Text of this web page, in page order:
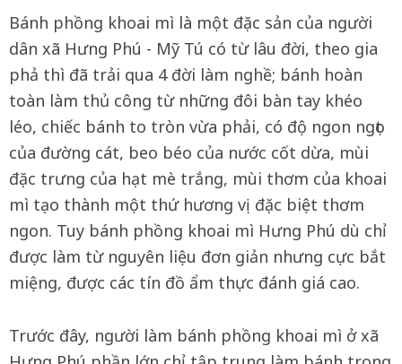
Bánh phồng khoai mì là một đặc sản của người
dân xã Hưng Phú - Mỹ Tú có từ lâu đời, theo gia
phả thì đã trải qua 4 đời làm nghề; bánh hoàn
toàn làm thủ công từ những đôi bàn tay khéo
léo, chiếc bánh to tròn vừa phải, có độ ngon ngọt
của đường cát, beo béo của nước cốt dừa, mùi
đặc trưng của hạt mè trắng, mùi thơm của khoai
mì tạo thành một thứ hương vị đặc biệt thơm
ngon. Tuy bánh phồng khoai mì Hưng Phú dù chỉ
được làm từ nguyên liệu đơn giản nhưng cực bắt
miệng, được các tín đồ ẩm thực đánh giá cao.
Trước đây, người làm bánh phồng khoai mì ở xã